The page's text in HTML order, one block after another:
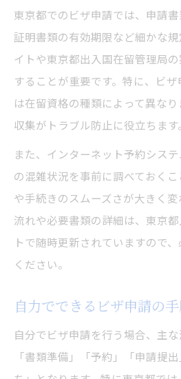
東京都でのビザ申請では、申請書
証明書類の有効期限など細かな
イトや東京都出入国在留管理局
することが重要です。特に、ビ
は在留資格の種類によって異な
収集がトラブル防止に役立ちます。
また、インターネット予約シス
の混雑状況を事前に調べておく
や手続きのスムーズさが大きく
流れや必要書類の詳細は、東京
トで随時更新されていますので
ください。
自力でできるビザ申請の
自分でビザ申請を行う場合、主な
「書類準備」「予約」「申請提